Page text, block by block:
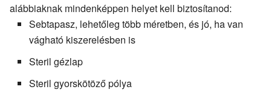
alábbiaknak mindenképpen helyet kell biztosítanod:
Sebtapasz, lehetőleg több méretben, és jó, ha van
vágható kiszerelésben is
Steril gézlap
Steril gyorskötöző pólya